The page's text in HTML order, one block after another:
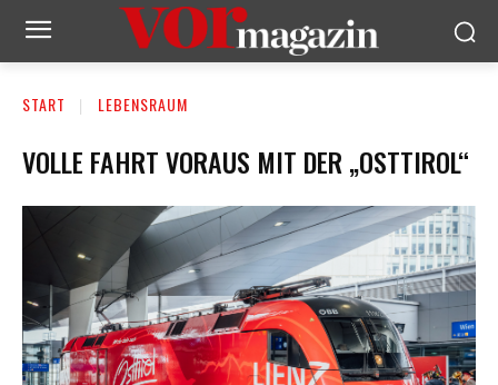
START LEBENSRAUM
VOLLE FAHRT VORAUS MIT DER „OSTTIROL“